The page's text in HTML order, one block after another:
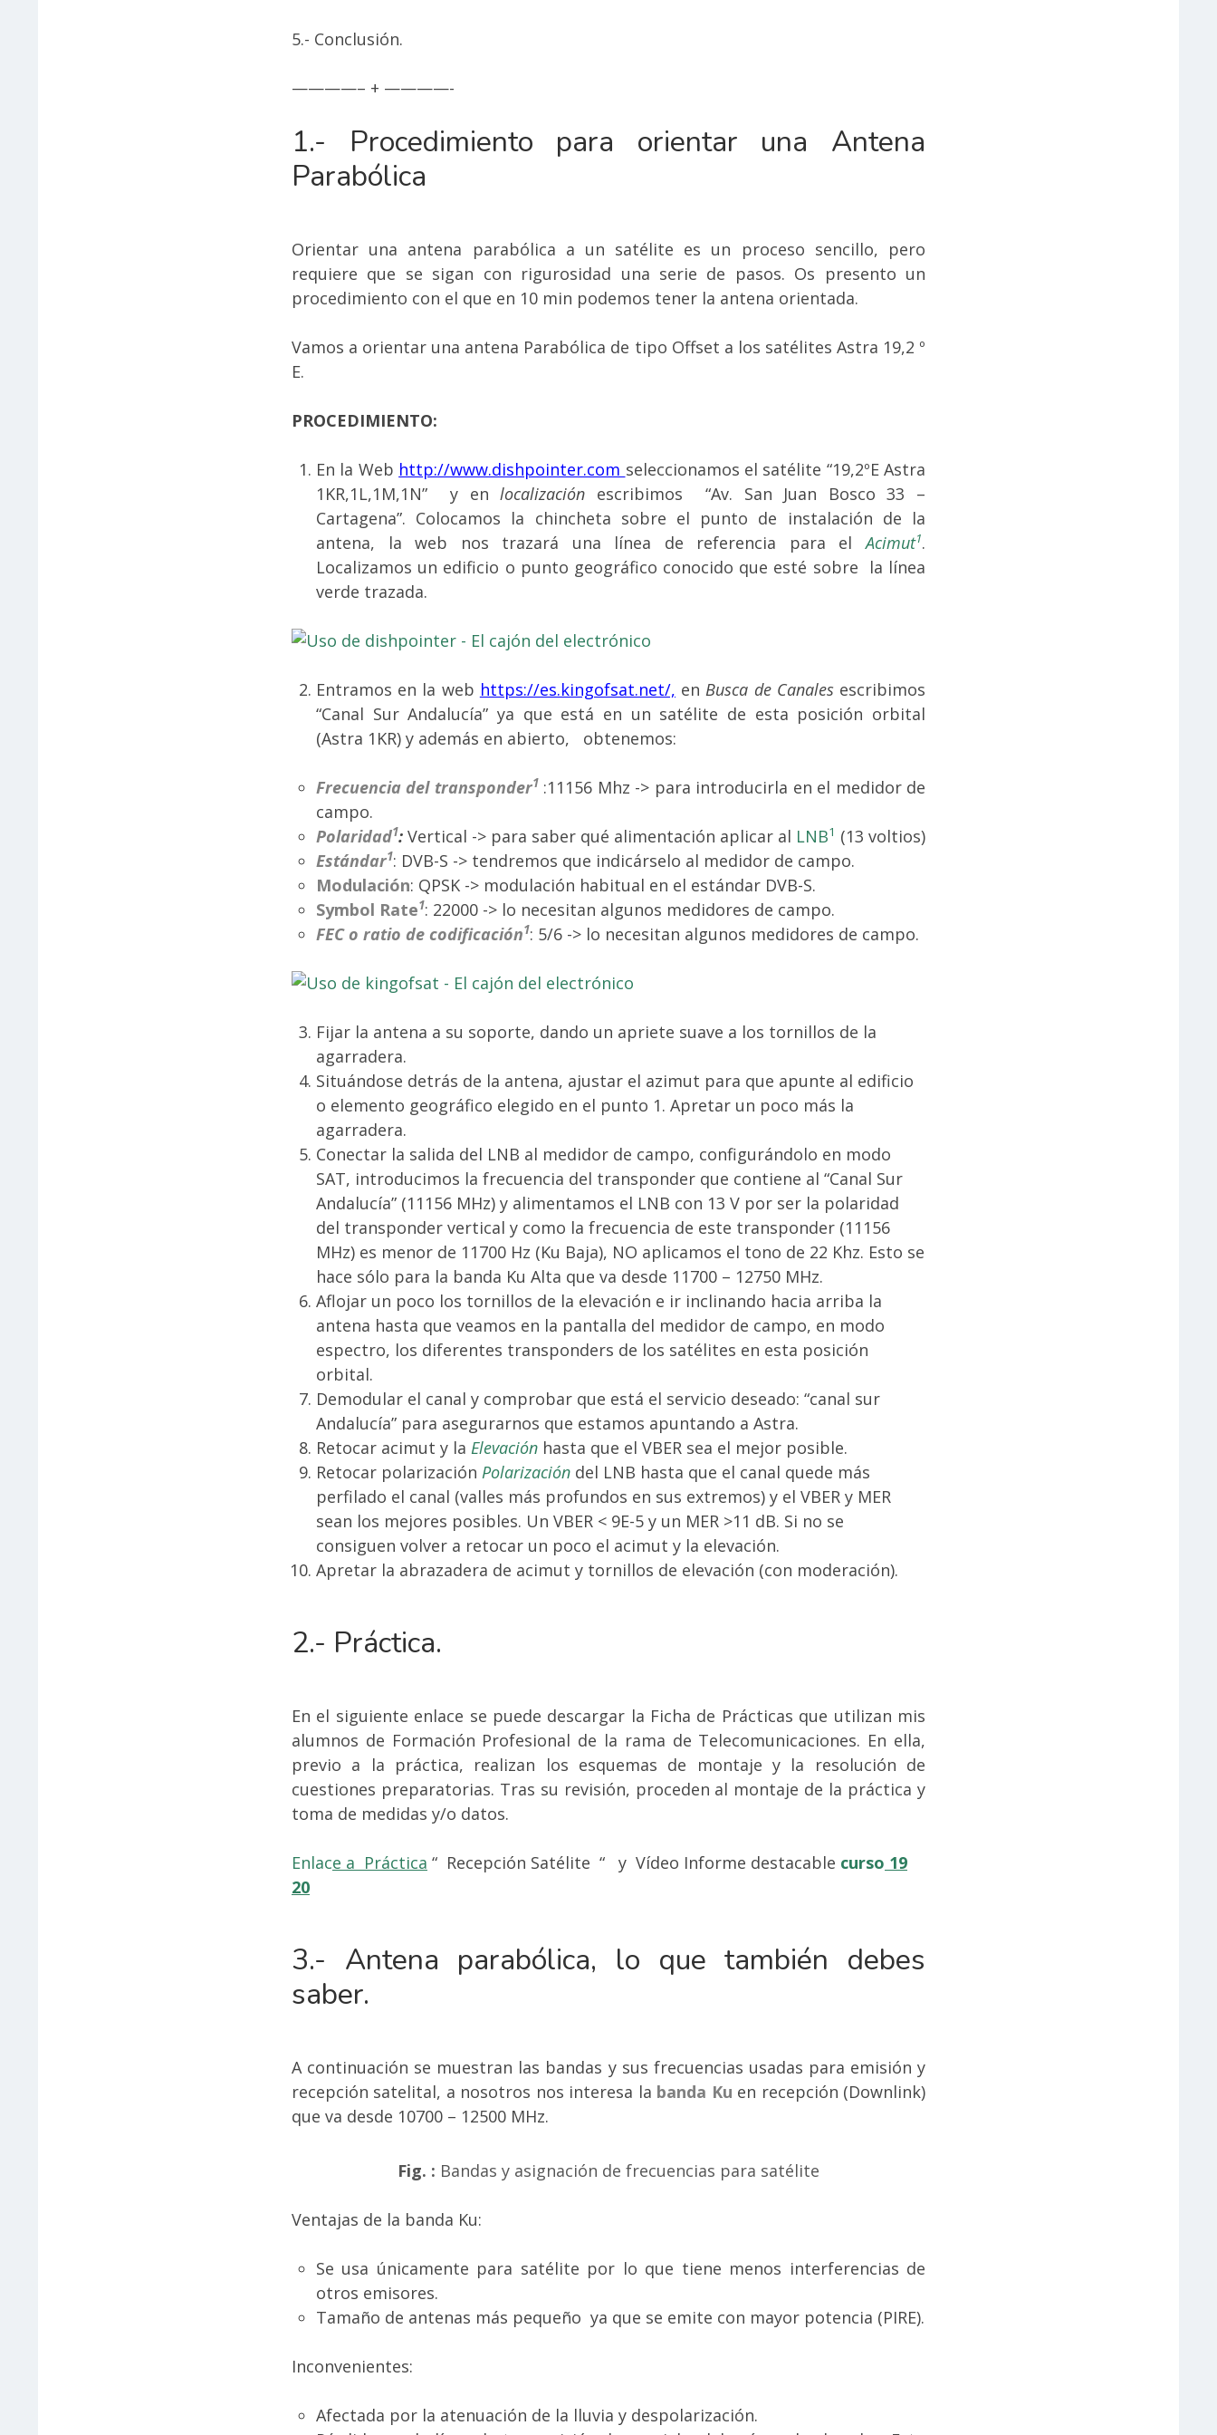
5.- Conclusión.
————– + ————-
1.- Procedimiento para orientar una Antena
Parabólica
Orientar una antena parabólica a un satélite es un proceso sencillo, pero
requiere que se sigan con rigurosidad una serie de pasos. Os presento un
procedimiento con el que en 10 min podemos tener la antena orientada.
Vamos a orientar una antena Parabólica de tipo Offset a los satélites Astra 19,2 º
E.
PROCEDIMIENTO:
En la Web http://www.dishpointer.com seleccionamos el satélite “19,2ºE Astra
1KR,1L,1M,1N” y enlocalización escribimos “Av. San Juan Bosco 33 –
Cartagena”. Colocamos la chincheta sobre el punto de instalación de la
antena, la web nos trazará una línea de referencia para elAcimut1.
Localizamos un edificio o punto geográfico conocido que esté sobre la línea
verde trazada.
Entramos en la web https://es.kingofsat.net/, enBusca de Canalesescribimos
“Canal Sur Andalucía” ya que está en un satélite de esta posición orbital
(Astra 1KR) y además en abierto, obtenemos:
Frecuencia del transponder1 :11156 Mhz -> para introducirla en el medidor de
campo.
Polaridad1: Vertical -> para saber qué alimentación aplicar al LNB1 (13 voltios)
Estándar1: DVB-S -> tendremos que indicárselo al medidor de campo.
Modulación: QPSK -> modulación habitual en el estándar DVB-S.
Symbol Rate1: 22000 -> lo necesitan algunos medidores de campo.
FEC o ratio de codificación1: 5/6 -> lo necesitan algunos medidores de campo.
Fijar la antena a su soporte, dando un apriete suave a los tornillos de la
agarradera.
Situándose detrás de la antena, ajustar el azimut para que apunte al edificio
o elemento geográfico elegido en el punto 1. Apretar un poco más la
agarradera.
Conectar la salida del LNB al medidor de campo, configurándolo en modo
SAT, introducimos la frecuencia del transponder que contiene al “Canal Sur
Andalucía” (11156 MHz) y alimentamos el LNB con 13 V por ser la polaridad
del transponder vertical y como la frecuencia de este transponder (11156
MHz) es menor de 11700 Hz (Ku Baja), NO aplicamos el tono de 22 Khz. Esto se
hace sólo para la banda Ku Alta que va desde 11700 – 12750 MHz.
Aflojar un poco los tornillos de la elevación e ir inclinando hacia arriba la
antena hasta que veamos en la pantalla del medidor de campo, en modo
espectro, los diferentes transponders de los satélites en esta posición
orbital.
Demodular el canal y comprobar que está el servicio deseado: “canal sur
Andalucía” para asegurarnos que estamos apuntando a Astra.
Retocar acimut y la Elevación hasta que el VBER sea el mejor posible.
Retocar polarización Polarización del LNB hasta que el canal quede más
perfilado el canal (valles más profundos en sus extremos) y el VBER y MER
sean los mejores posibles. Un VBER < 9E-5 y un MER >11 dB. Si no se
consiguen volver a retocar un poco el acimut y la elevación.
Apretar la abrazadera de acimut y tornillos de elevación (con moderación).
2.- Práctica.
En el siguiente enlace se puede descargar la Ficha de Prácticas que utilizan mis
alumnos de Formación Profesional de la rama de Telecomunicaciones. En ella,
previo a la práctica, realizan los esquemas de montaje y la resolución de
cuestiones preparatorias. Tras su revisión, proceden al montaje de la práctica y
toma de medidas y/o datos.
Enlace a Práctica “ Recepción Satélite “ y Vídeo Informe destacable curso 19
20
3.- Antena parabólica, lo que también debes
saber.
A continuación se muestran las bandas y sus frecuencias usadas para emisión y
recepción satelital, a nosotros nos interesa la banda Ku en recepción (Downlink)
que va desde 10700 – 12500 MHz.
Fig. : Bandas y asignación de frecuencias para satélite
Ventajas de la banda Ku:
Se usa únicamente para satélite por lo que tiene menos interferencias de
otros emisores.
Tamaño de antenas más pequeño ya que se emite con mayor potencia (PIRE).
Inconvenientes:
Afectada por la atenuación de la lluvia y despolarización.